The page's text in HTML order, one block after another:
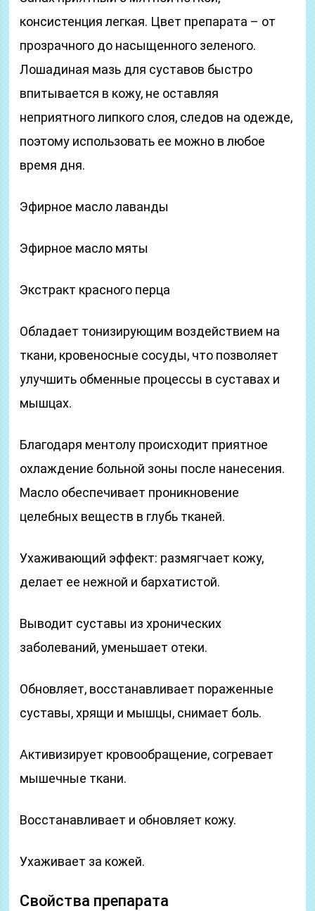
консистенция легкая. Цвет препарата – от
прозрачного до насыщенного зеленого.
Лошадиная мазь для суставов быстро
впитывается в кожу, не оставляя
неприятного липкого слоя, следов на одежде,
поэтому использовать ее можно в любое
время дня.
Эфирное масло лаванды
Эфирное масло мяты
Экстракт красного перца
Обладает тонизирующим воздействием на
ткани, кровеносные сосуды, что позволяет
улучшить обменные процессы в суставах и
мышцах.
Благодаря ментолу происходит приятное
охлаждение больной зоны после нанесения.
Масло обеспечивает проникновение
целебных веществ в глубь тканей.
Ухаживающий эффект: размягчает кожу,
делает ее нежной и бархатистой.
Выводит суставы из хронических
заболеваний, уменьшает отеки.
Обновляет, восстанавливает пораженные
суставы, хрящи и мышцы, снимает боль.
Активизирует кровообращение, согревает
мышечные ткани.
Восстанавливает и обновляет кожу.
Ухаживает за кожей.
Свойства препарата